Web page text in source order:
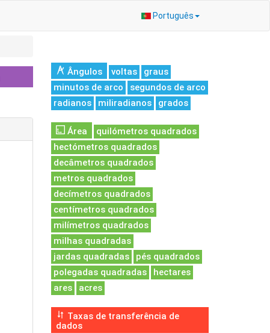
Português
Ângulos voltas
graus
minutos de arco
segundos de arco
radianos
miliradianos grados
Área
quilómetros quadrados
hectómetros quadrados
decâmetros quadrados
metros quadrados
decímetros quadrados
centímetros quadrados
milímetros quadrados
milhas quadradas
jardas quadradas
pés quadrados
polegadas quadradas
hectares
ares
acres
Taxas de transferência de
dados